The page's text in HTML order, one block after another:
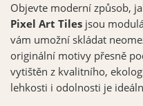
Objevte moderní způsob,
Pixel Art Tiles jsou
vám umožní skládat
originální motivy přesně
vytištěn z kvalitního,
lehkosti i odolnosti je